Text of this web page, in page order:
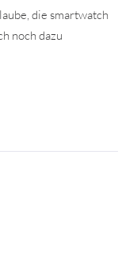
die smartwatch
noch dazu